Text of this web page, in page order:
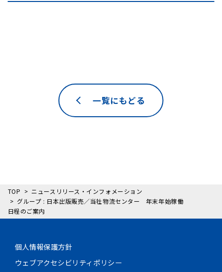
一覧にもどる
TOP
ニュースリリース・インフォメーション
グループ : 日本出版販売／当社物流センター 年末年始稼働
日程のご案内
個人情報保護方針
ウェブアクセシビリティポリシー